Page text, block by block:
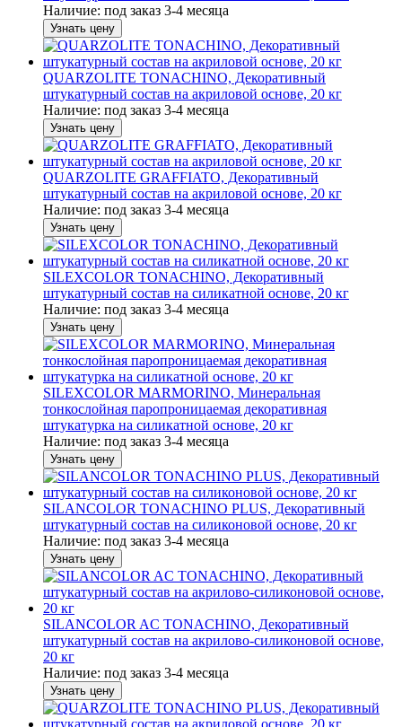
Наличие: под заказ 3-4 месяца
Узнать цену
QUARZOLITE TONACHINO, Декоративный
штукатурный состав на акриловой основе, 20 кг
Наличие: под заказ 3-4 месяца
Узнать цену
QUARZOLITE GRAFFIATO, Декоративный
штукатурный состав на акриловой основе, 20 кг
Наличие: под заказ 3-4 месяца
Узнать цену
SILEXCOLOR TONACHINO, Декоративный
штукатурный состав на силикатной основе, 20 кг
Наличие: под заказ 3-4 месяца
Узнать цену
SILEXCOLOR MARMORINO, Минеральная
тонкослойная паропроницаемая декоративная
штукатурка на силикатной основе, 20 кг
Наличие: под заказ 3-4 месяца
Узнать цену
SILANCOLOR TONACHINO PLUS, Декоративный
штукатурный состав на силиконовой основе, 20 кг
Наличие: под заказ 3-4 месяца
Узнать цену
SILANCOLOR AC TONACHINO, Декоративный
штукатурный состав на акрилово-силиконовой основе,
20 кг
Наличие: под заказ 3-4 месяца
Узнать цену